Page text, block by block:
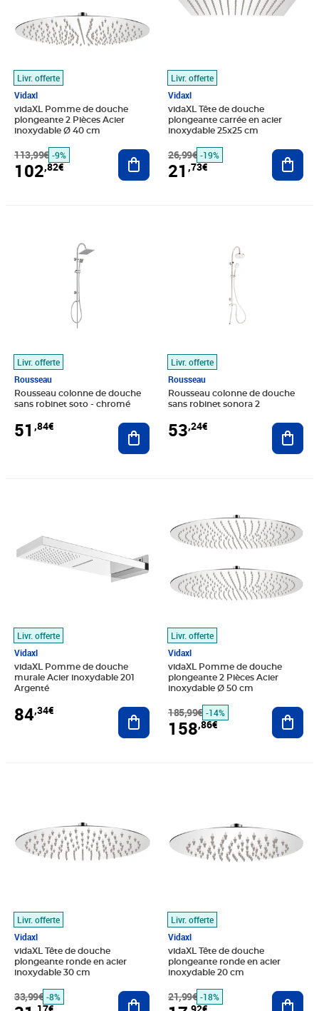
Livr. offerte
Vidaxl
vidaXL Pomme de douche
plongeante 2 Pièces Acier
inoxydable Ø 40 cm
113,99€ -9%
102,82€
Ajouter au panier
Livr. offerte
Vidaxl
vidaXL Tête de douche
plongeante carrée en acier
inoxydable 25x25 cm
26,99€ -19%
21 ,73€
Livr. offerte
Rousseau
Rousseau colonne de douche
sans robinet soto - chromé
51 ,84€ Ajouter au panier
Livr. offerte
Rousseau
Rousseau colonne de douche
sans robinet sonora 2
53,24€
Livr. offerte
Vidaxl
vidaXL Pomme de douche
murale Acier inoxydable 201
Argenté
84,34€ Ajouter au panier
Livr. offerte
Vidaxl
vidaXL Pomme de douche
plongeante 2 Pièces Acier
inoxydable Ø 50 cm
185,99€ -14%
158,86€
Livr. offerte
Vidaxl
vidaXL Tête de douche
plongeante ronde en acier
inoxydable 30 cm
33,99€ -8% Ajouter au panier
Livr. offerte
Vidaxl
vidaXL Tête de douche
plongeante ronde en acier
inoxydable 20 cm
21,99€ -18%